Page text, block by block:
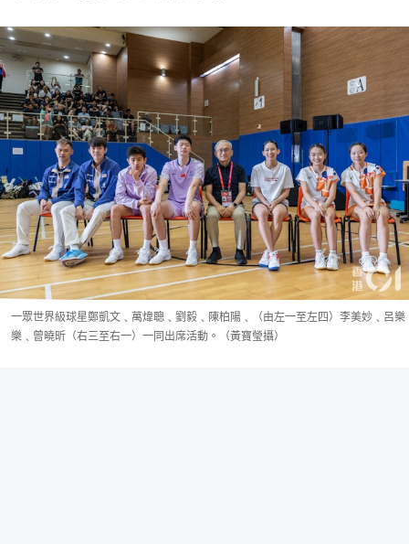
一眾世界級球星鄭凱文﹑萬煒聰﹑劉毅﹑陳柏陽﹑（由左一至左四）李美妙﹑呂樂
樂﹑曾曉昕（右三至右一）一同出席活動。（黃寶瑩攝）